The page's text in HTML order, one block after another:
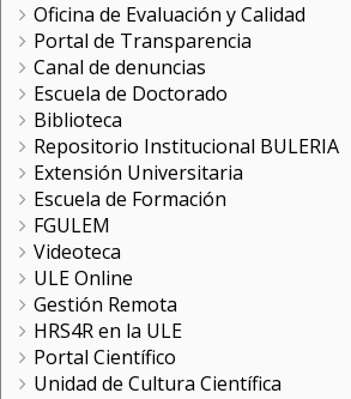
Oficina de Evaluación y Calidad
Portal de Transparencia
Canal de denuncias
Escuela de Doctorado
Biblioteca
Repositorio Institucional BULERIA
Extensión Universitaria
Escuela de Formación
FGULEM
Videoteca
ULE Online
Gestión Remota
HRS4R en la ULE
Portal Científico
Unidad de Cultura Científica